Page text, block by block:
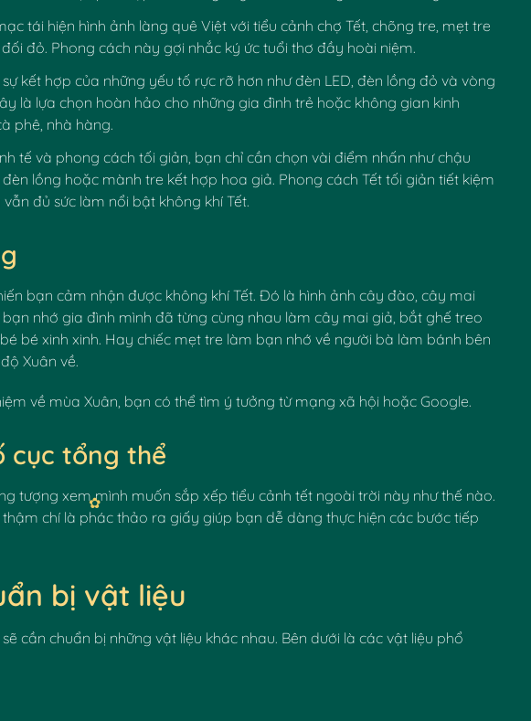
tái hiện hình ảnh làng quê Việt với tiểu cảnh chợ Tết, chõng tre, mẹt tre
đỏ. Phong cách này gợi nhắc ký ức tuổi thơ đầy hoài niệm.
sự kết hợp của những yếu tố rực rỡ hơn như đèn LED, đèn lồng đỏ và vòng
là lựa chọn hoàn hảo cho những gia đình trẻ hoặc không gian kinh
phê, nhà hàng.
tế và phong cách tối giản, bạn chỉ cần chọn vài điểm nhấn như chậu
lồng hoặc mành tre kết hợp hoa giả. Phong cách Tết tối giản tiết kiệm
đủ sức làm nổi bật không khí Tết.
bạn cảm nhận được không khí Tết. Đó là hình ảnh cây đào, cây mai
nhớ gia đình mình đã từng cùng nhau làm cây mai giả, bắt ghế treo
bé xinh xinh. Hay chiếc mẹt tre làm bạn nhớ về người bà làm bánh bên
Xuân về.
về mùa Xuân, bạn có thể tìm ý tưởng từ mạng xã hội hoặc Google.
cục tổng thể
tượng xem mình muốn sắp xếp tiểu cảnh tết ngoài trời này như thế nào.
chí là phác thảo ra giấy giúp bạn dễ dàng thực hiện các bước tiếp
bị vật liệu
cần chuẩn bị những vật liệu khác nhau. Bên dưới là các vật liệu phổ